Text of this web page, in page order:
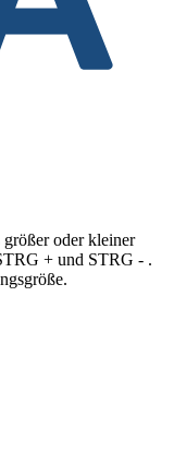
oder kleiner
+ und STRG - .